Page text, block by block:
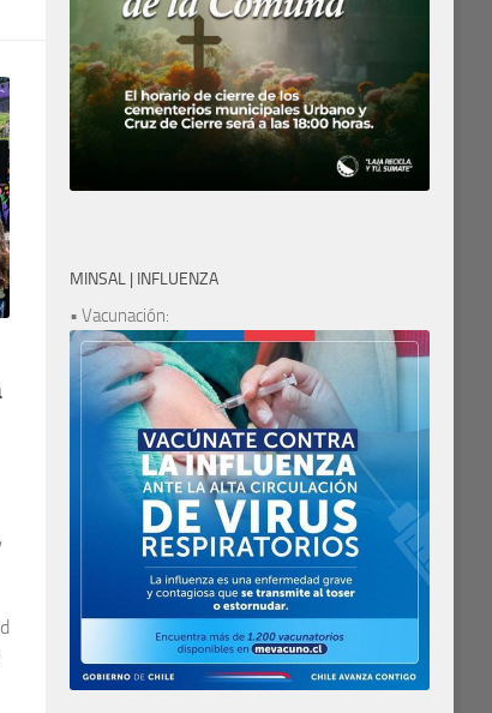
MINSAL | INFLUENZA
• Vacunación: